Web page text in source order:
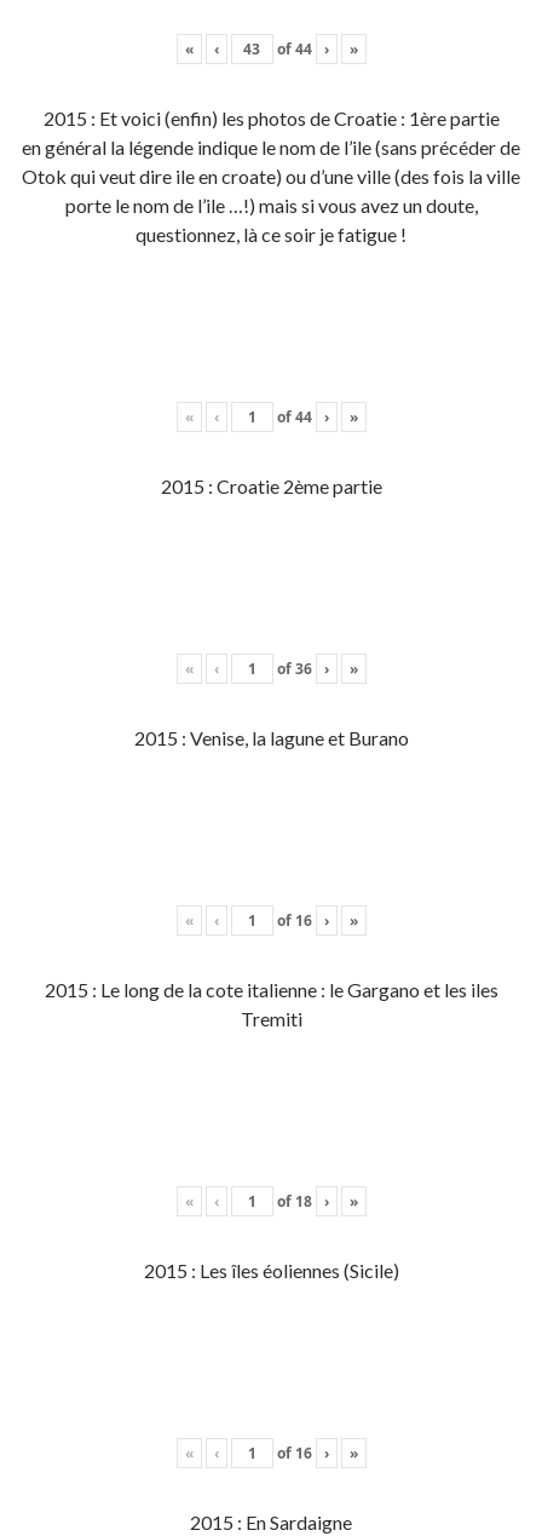
« ‹ of44 › »
2015 : Et voici (enfin) les photos de Croatie : 1ère partie
en général la légende indique le nom de l’ile (sans précéder de
Otok qui veut dire ile en croate) ou d’une ville (des fois la ville
porte le nom de l’ile …!) mais si vous avez un doute,
questionnez, là ce soir je fatigue !
« ‹ of44 › »
2015 : Croatie 2ème partie
« ‹ of36 › »
2015 : Venise, la lagune et Burano
« ‹ of 16 › »
2015 : Le long de la cote italienne : le Gargano et les iles
Tremiti
« ‹ of 18 › »
2015 : Les îles éoliennes (Sicile)
« ‹ of 16 › »
2015 : En Sardaigne